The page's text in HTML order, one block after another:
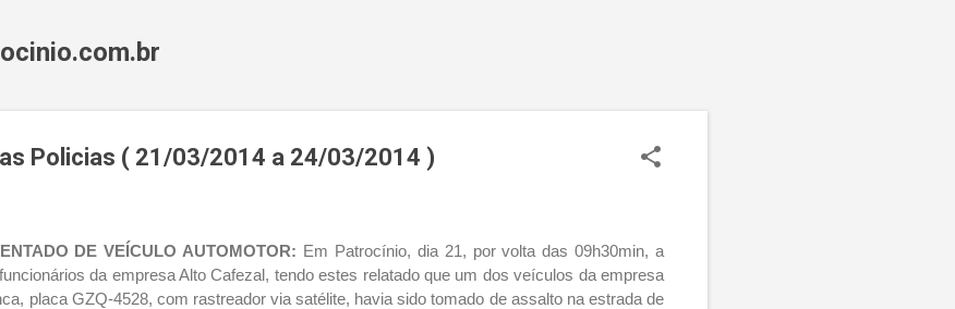
Policias ( 21/03/2014 a 24/03/2014 )
DE VEÍCULO AUTOMOTOR: Em Patrocínio, dia 21, por volta das 09h30min, a
da empresa Alto Cafezal, tendo estes relatado que um dos veículos da empresa
placa GZQ-4528, com rastreador via satélite, havia sido tomado de assalto na estrada de